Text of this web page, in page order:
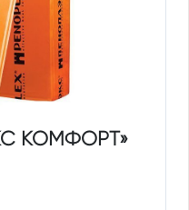
КОМФОРТ»